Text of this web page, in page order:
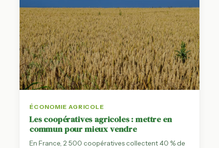
ÉCONOMIE AGRICOLE
Les coopératives agricoles : mettre en
commun pour mieux vendre
En France, 2 500 coopératives collectent 40 % de